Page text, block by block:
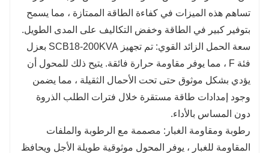
تساهم هذه الميزات في كفاءة الطاقة الممتازة ، مما يسمح
بتوفير كبير في الطاقة وخفض التكاليف على المدى الطويل.
سعة الحمل الزائد القوي: تم تجهيز SCB18-200KVA بعزل
فئة F ، مما يوفر مقاومة حرارة فائقة. يتيح ذلك للمحول أن
يؤدي بشكل موثوق حتى تحت الأحمال الثقيلة ، مما يضمن
وجود إمدادات طاقة مستقرة خلال فترات الطلب الذروة
دون المساس بالأداء.
رطوبة ومقاومة الغبار: مصممة مع الرطوبة والملفات
المقاومة للغبار ، يوفر المحول موثوقية طويلة الأجل ويحافظ